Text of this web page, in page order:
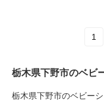
1
栃木県下野市のベビ
栃木県下野市のベビー